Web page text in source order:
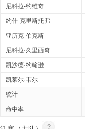
尼科拉-约维奇
约什-克里斯托弗
亚历克-伯克斯
尼科拉·久里西奇
凯沙德·约翰逊
凯莱尔·韦尔
统计
命中率
?